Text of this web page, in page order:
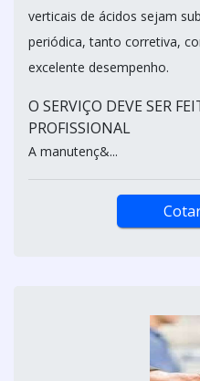
verticais de ácidos sejam
periódica, tanto corretiva,
excelente desempenho.
O SERVIÇO DEVE SER
PROFISSIONAL
A manutenç&...